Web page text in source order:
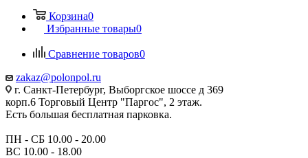
Корзина0
Избранные товары0
Сравнение товаров0
zakaz@polonpol.ru
г. Санкт-Петербург, Выборгское шоссе д 369
корп.6 Торговый Центр "Паргос", 2 этаж.
Есть большая бесплатная парковка.
ПН - СБ 10.00 - 20.00
ВС 10.00 - 18.00